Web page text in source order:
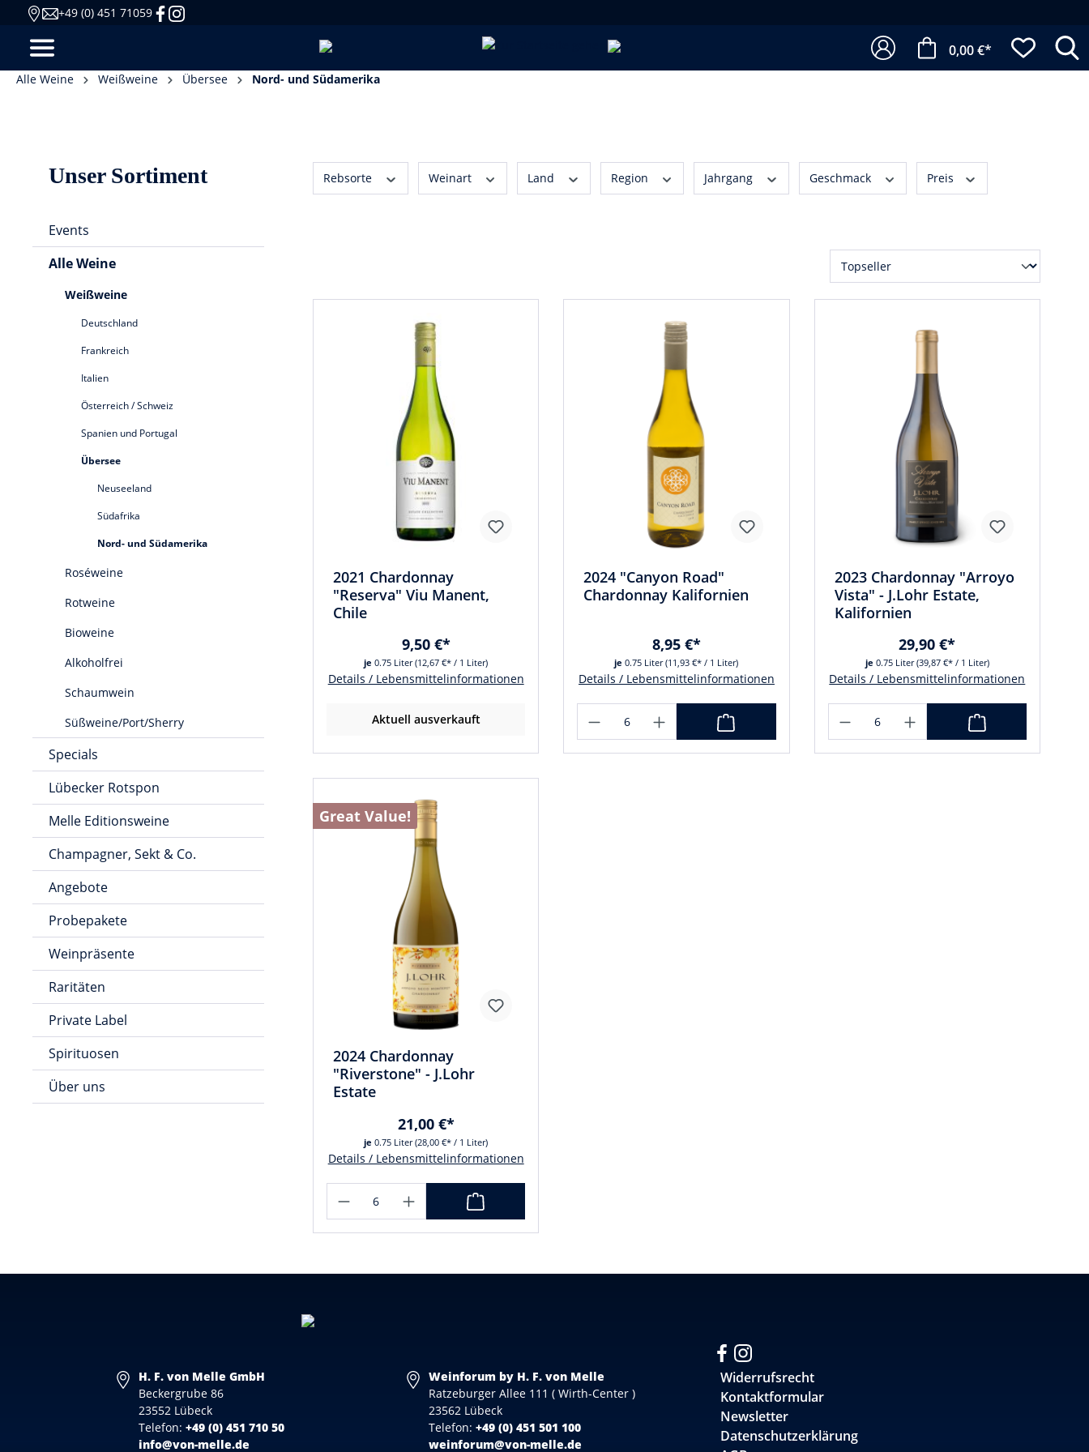
+49 (0) 451 71059
0,00 €*
Alle Weine Weißweine Übersee Nord- und Südamerika
Unser Sortiment
Events
Alle Weine
Weißweine
Deutschland
Frankreich
Italien
Österreich / Schweiz
Spanien und Portugal
Übersee
Neuseeland
Südafrika
Nord- und Südamerika
Roséweine
Rotweine
Bioweine
Alkoholfrei
Schaumwein
Süßweine/Port/Sherry
Specials
Lübecker Rotspon
Melle Editionsweine
Champagner, Sekt & Co.
Angebote
Probepakete
Weinpräsente
Raritäten
Private Label
Spirituosen
Über uns
Rebsorte Weinart Land Region Jahrgang Geschmack Preis
2021 Chardonnay
"Reserva" Viu Manent,
Chile
je0.75 Liter(12,67 €* / 1 Liter)
9,50 €*
Details / Lebensmittelinformationen
Aktuell ausverkauft
2024 "Canyon Road"
Chardonnay Kalifornien
je0.75 Liter(11,93 €* / 1 Liter)
8,95 €*
Details / Lebensmittelinformationen
2023 Chardonnay "Arroyo
Vista" - J.Lohr Estate,
Kalifornien
je 0.75 Liter(39,87 €* / 1 Liter)
29,90 €*
Details / Lebensmittelinformationen
Great Value!
2024 Chardonnay
"Riverstone" - J.Lohr
Estate
je0.75 Liter(28,00 €* / 1 Liter)
21,00 €*
Details / Lebensmittelinformationen
H. F. von Melle GmbH
Beckergrube 86
23552 Lübeck
Telefon:+49 (0) 451 710 50
info@von-melle.de
Weinforum by H. F. von Melle
Ratzeburger Allee 111 ( Wirth-Center )
23562 Lübeck
Telefon: +49 (0) 451 501 100
weinforum@von-melle.de
Widerrufsrecht
Kontaktformular
Newsletter
Datenschutzerklärung